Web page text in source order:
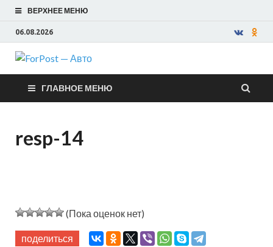
ВЕРХНЕЕ МЕНЮ
06.08.2026
ForPost —
Авто
ГЛАВНОЕ МЕНЮ
resp-14
(Пока оценок нет)
поделиться